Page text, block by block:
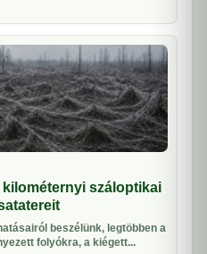
száloptikai
beszélünk, legtöbben a
folyókra, a kiégett...